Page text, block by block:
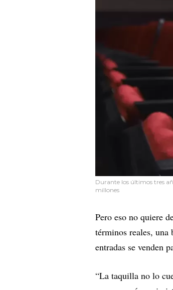
Durante los últimos tres
millones
Pero eso no quiere
términos reales, una
entradas se venden
“La taquilla no lo